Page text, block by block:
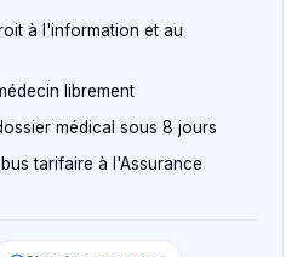
à l'information et au
librement
médical sous 8 jours
tarifaire à l'Assurance